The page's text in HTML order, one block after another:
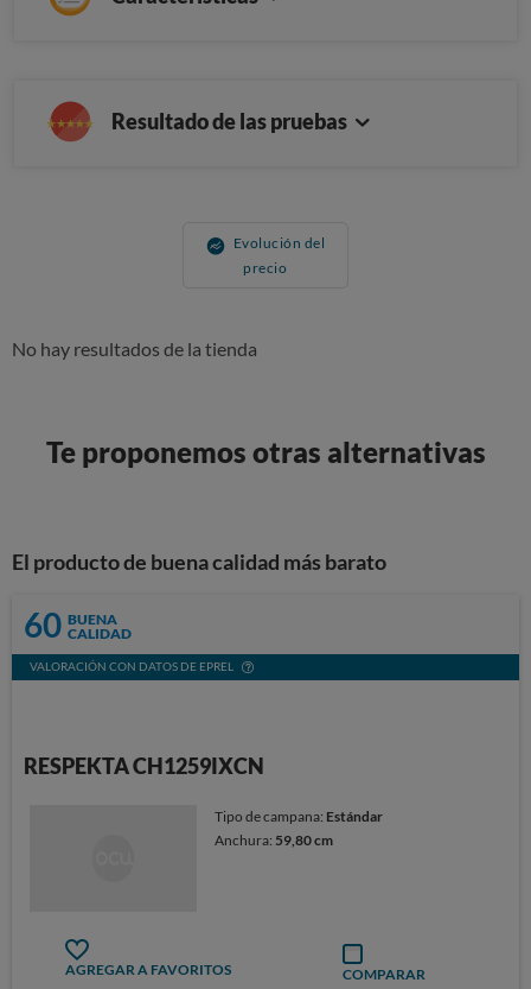
Resultado de las pruebas
Evolución del
precio
No hay resultados de la tienda
Te proponemos otras alternativas
El producto de buena calidad más barato
60 BUENA
CALIDAD
VALORACIÓN CON DATOS DE EPREL
RESPEKTA CH1259IXCN
Tipo de campana: Estándar
Anchura: 59,80 cm
AGREGAR A FAVORITOS COMPARAR